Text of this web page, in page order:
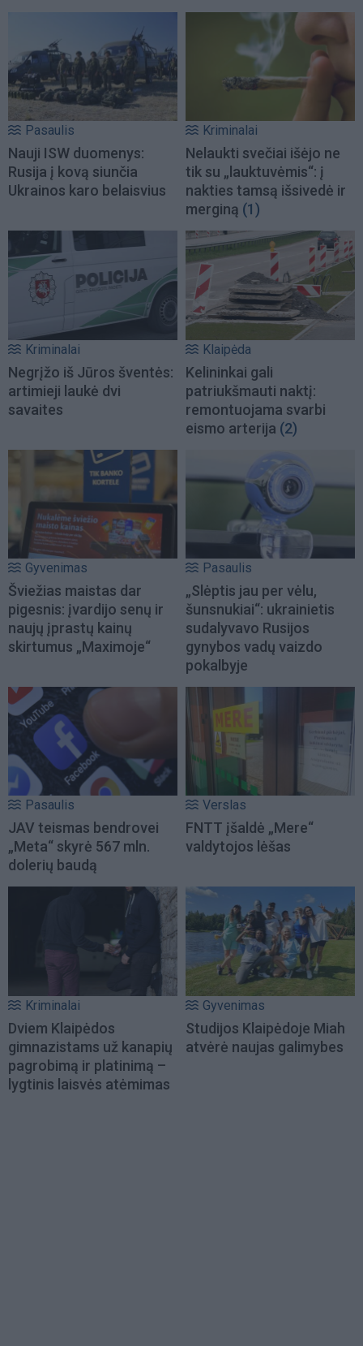
Pasaulis
Nauji ISW duomenys:
Rusija į kovą siunčia
Ukrainos karo belaisvius
Kriminalai
Nelaukti svečiai išėjo ne
tik su „lauktuvėmis“: į
nakties tamsą išsivedė ir
merginą (1)
Kriminalai
Negrįžo iš Jūros šventės:
artimieji laukė dvi
savaites
Klaipėda
Kelininkai gali
patriukšmauti naktį:
remontuojama svarbi
eismo arterija (2)
Gyvenimas
Šviežias maistas dar
pigesnis: įvardijo senų ir
naujų įprastų kainų
skirtumus „Maximoje“
Pasaulis
„Slėptis jau per vėlu,
šunsnukiai“: ukrainietis
sudalyvavo Rusijos
gynybos vadų vaizdo
pokalbyje
Pasaulis
JAV teismas bendrovei
„Meta“ skyrė 567 mln.
dolerių baudą
Verslas
FNTT įšaldė „Mere“
valdytojos lėšas
Kriminalai
Dviem Klaipėdos
gimnazistams už kanapių
pagrobimą ir platinimą –
lygtinis laisvės atėmimas
Gyvenimas
Studijos Klaipėdoje Miah
atvėrė naujas galimybes